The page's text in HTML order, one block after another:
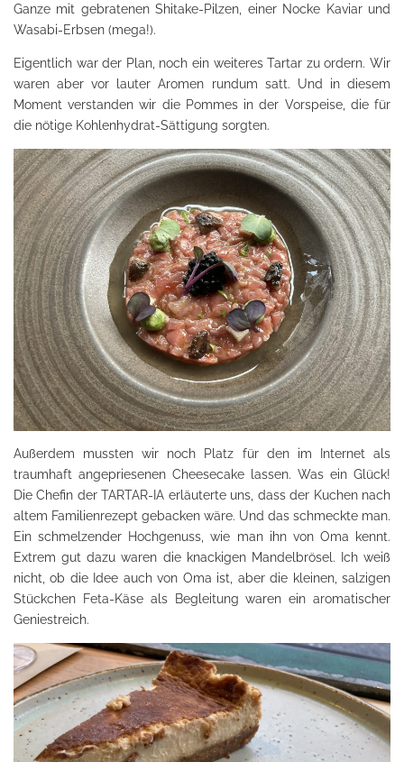
Ganze mit gebratenen Shitake-Pilzen, einer Nocke Kaviar und
Wasabi-Erbsen (mega!).
Eigentlich war der Plan, noch ein weiteres Tartar zu ordern. Wir
waren aber vor lauter Aromen rundum satt. Und in diesem
Moment verstanden wir die Pommes in der Vorspeise, die für
die nötige Kohlenhydrat-Sättigung sorgten.
Außerdem mussten wir noch Platz für den im Internet als
traumhaft angepriesenen Cheesecake lassen. Was ein Glück!
Die Chefin der TARTAR-IA erläuterte uns, dass der Kuchen nach
altem Familienrezept gebacken wäre. Und das schmeckte man.
Ein schmelzender Hochgenuss, wie man ihn von Oma kennt.
Extrem gut dazu waren die knackigen Mandelbrösel. Ich weiß
nicht, ob die Idee auch von Oma ist, aber die kleinen, salzigen
Stückchen Feta-Käse als Begleitung waren ein aromatischer
Geniestreich.